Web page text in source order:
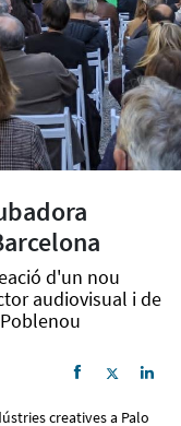
d'un nou
audiovisual i de
creatives a Palo